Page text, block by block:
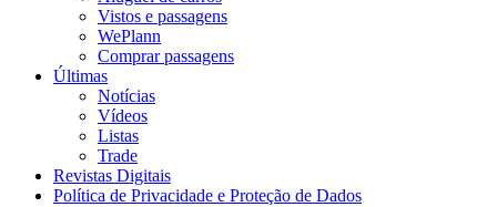
Vistos e passagens
WePlann
Comprar passagens
Últimas
Notícias
Vídeos
Listas
Trade
Revistas Digitais
Política de Privacidade e Proteção de Dados